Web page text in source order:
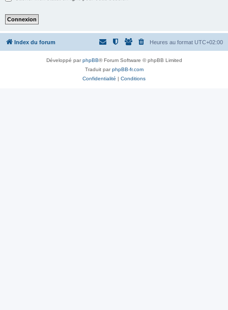
Index du forum Heures au format UTC+02:00
Développé parphpBB® Forum Software © phpBB Limited
Traduit parphpBB-fr.com
Confidentialité | Conditions